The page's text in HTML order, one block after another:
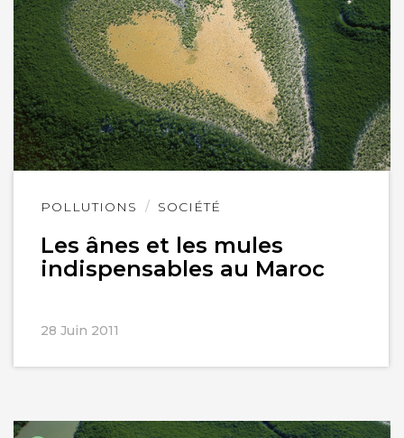
POLLUTIONS SOCIÉTÉ
Les ânes et les mules
indispensables au Maroc
28 Juin 2011
Lire